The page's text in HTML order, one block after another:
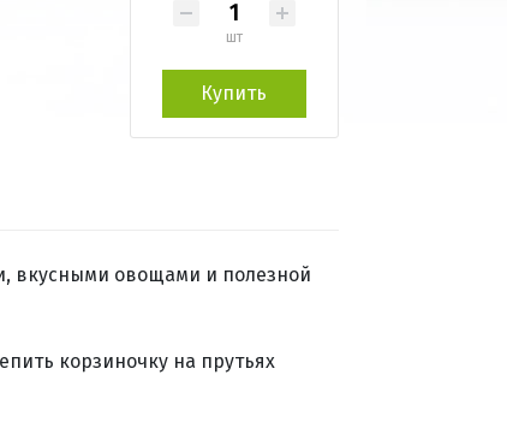
шт
Купить
вкусными овощами и полезной
корзиночку на прутьях